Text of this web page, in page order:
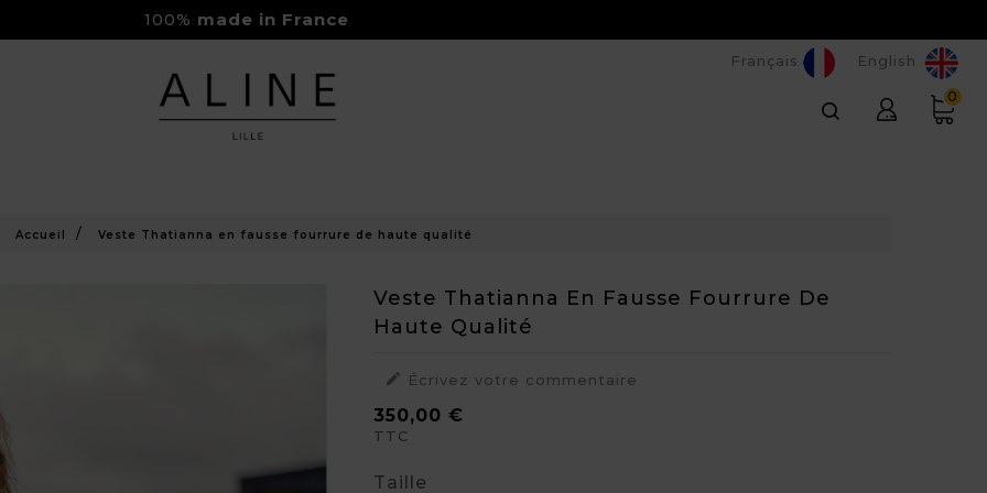
100% made in France
Livraison Gratuite à partir de 150€
0
Français English
Accueil Veste Thatianna en fausse fourrure de haute qualité
Veste Thatianna En Fausse Fourrure De
Haute Qualité
 Écrivez votre commentaire
350,00 €
TTC
Taille